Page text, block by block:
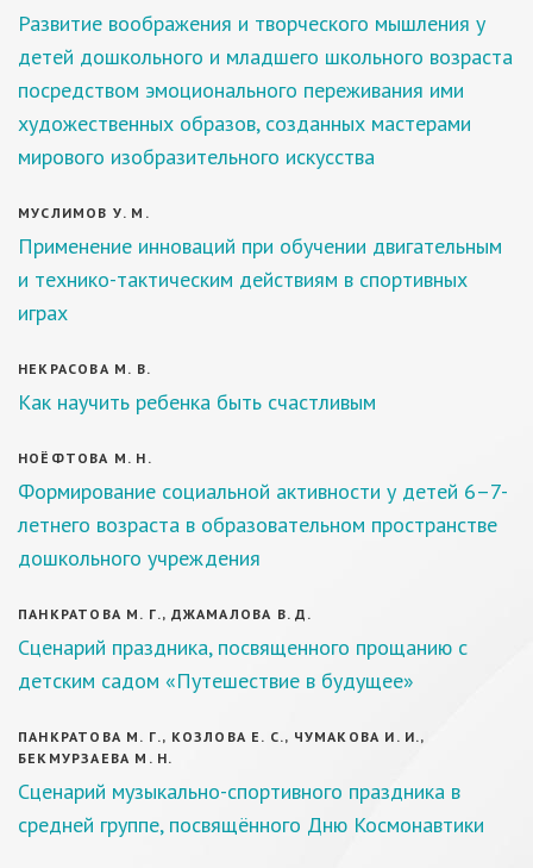
Развитие воображения и творческого мышления у
детей дошкольного и младшего школьного возраста
посредством эмоционального переживания ими
художественных образов, созданных мастерами
мирового изобразительного искусства
МУСЛИМОВ У. М.
Применение инноваций при обучении двигательным
и технико-тактическим действиям в спортивных
играх
НЕКРАСОВА М. В.
Как научить ребенка быть счастливым
НОЁФТОВА М. Н.
Формирование социальной активности у детей 6–7-
летнего возраста в образовательном пространстве
дошкольного учреждения
ПАНКРАТОВА М. Г., ДЖАМАЛОВА В. Д.
Сценарий праздника, посвященного прощанию с
детским садом «Путешествие в будущее»
ПАНКРАТОВА М. Г., КОЗЛОВА Е. С., ЧУМАКОВА И. И.,
БЕКМУРЗАЕВА М. Н.
Сценарий музыкально-спортивного праздника в
средней группе, посвящённого Дню Космонавтики